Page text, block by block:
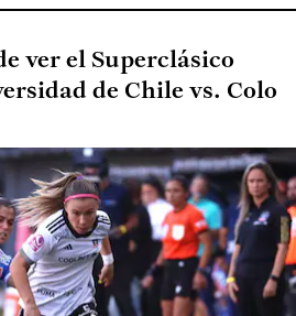
ver el Superclásico
de Chile vs. Colo